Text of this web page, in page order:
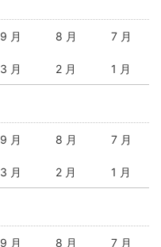
9 月 8 月 7 月
3 月 2 月 1 月
9 月 8 月 7 月
3 月 2 月 1 月
9 月 8 月 7 月